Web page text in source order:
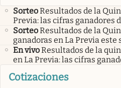
SorteoResultados de la
Previa: las cifras ganadores
SorteoResultados de la
ganadoras en La Previa este
En vivoResultados de la
en La Previa: las cifras
Cotizaciones